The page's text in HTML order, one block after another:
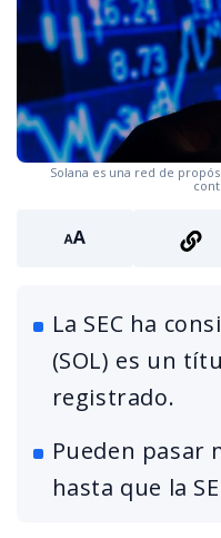
Solana es una red de
La SEC ha
(SOL) es un
registrado.
Pueden pasar
hasta que la